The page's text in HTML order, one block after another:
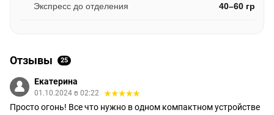
Экспресс до отделения
40–60 гр
Отзывы 25
Екатерина
01.10.2024 в 02:22
Просто огонь! Все что нужно в одном компактном устройстве